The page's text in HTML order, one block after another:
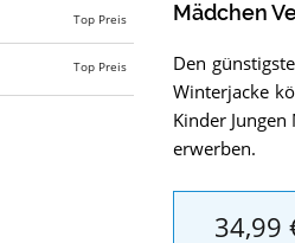
Top Preis
Top Preis
Mädchen
Den
Winterjacke
Kinder
erwerben.
34,99